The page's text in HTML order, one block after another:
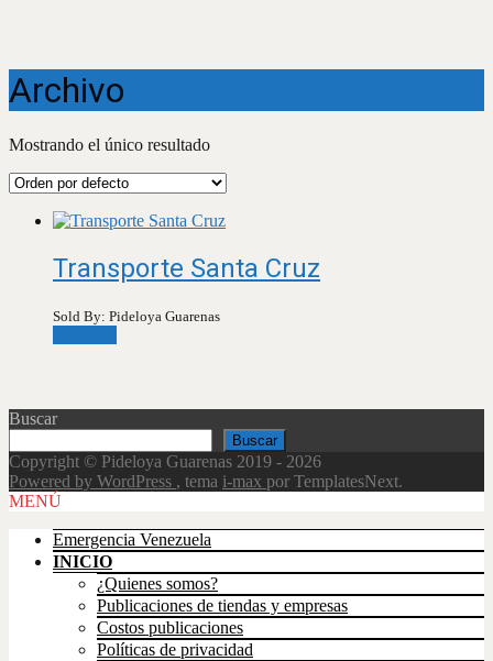
Archivo
Mostrando el único resultado
Transporte Santa Cruz
Sold By: Pideloya Guarenas
Buscar
Buscar
Copyright © Pideloya Guarenas 2019 - 2026
Powered by WordPress , tema i-max por TemplatesNext.
Scroll
MENÚ
Emergencia Venezuela
INICIO
¿Quienes somos?
Publicaciones de tiendas y empresas
Costos publicaciones
Políticas de privacidad